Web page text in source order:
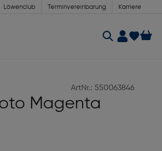
Löwenclub Terminvereinbarung Karriere
ArtNr.: 550063846
Magenta